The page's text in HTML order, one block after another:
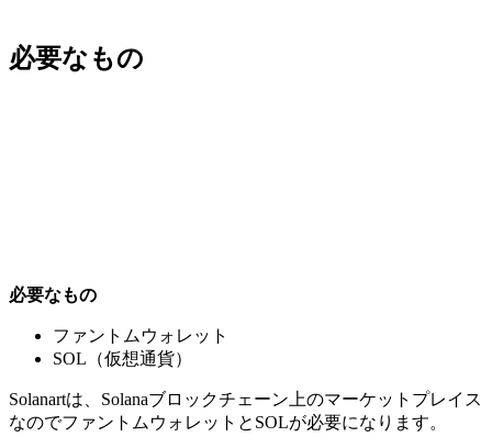
必要なもの
必要なもの
ファントムウォレット
SOL（仮想通貨）
Solanartは、Solanaブロックチェーン上のマーケットプレイス
なのでファントムウォレットとSOLが必要になります。